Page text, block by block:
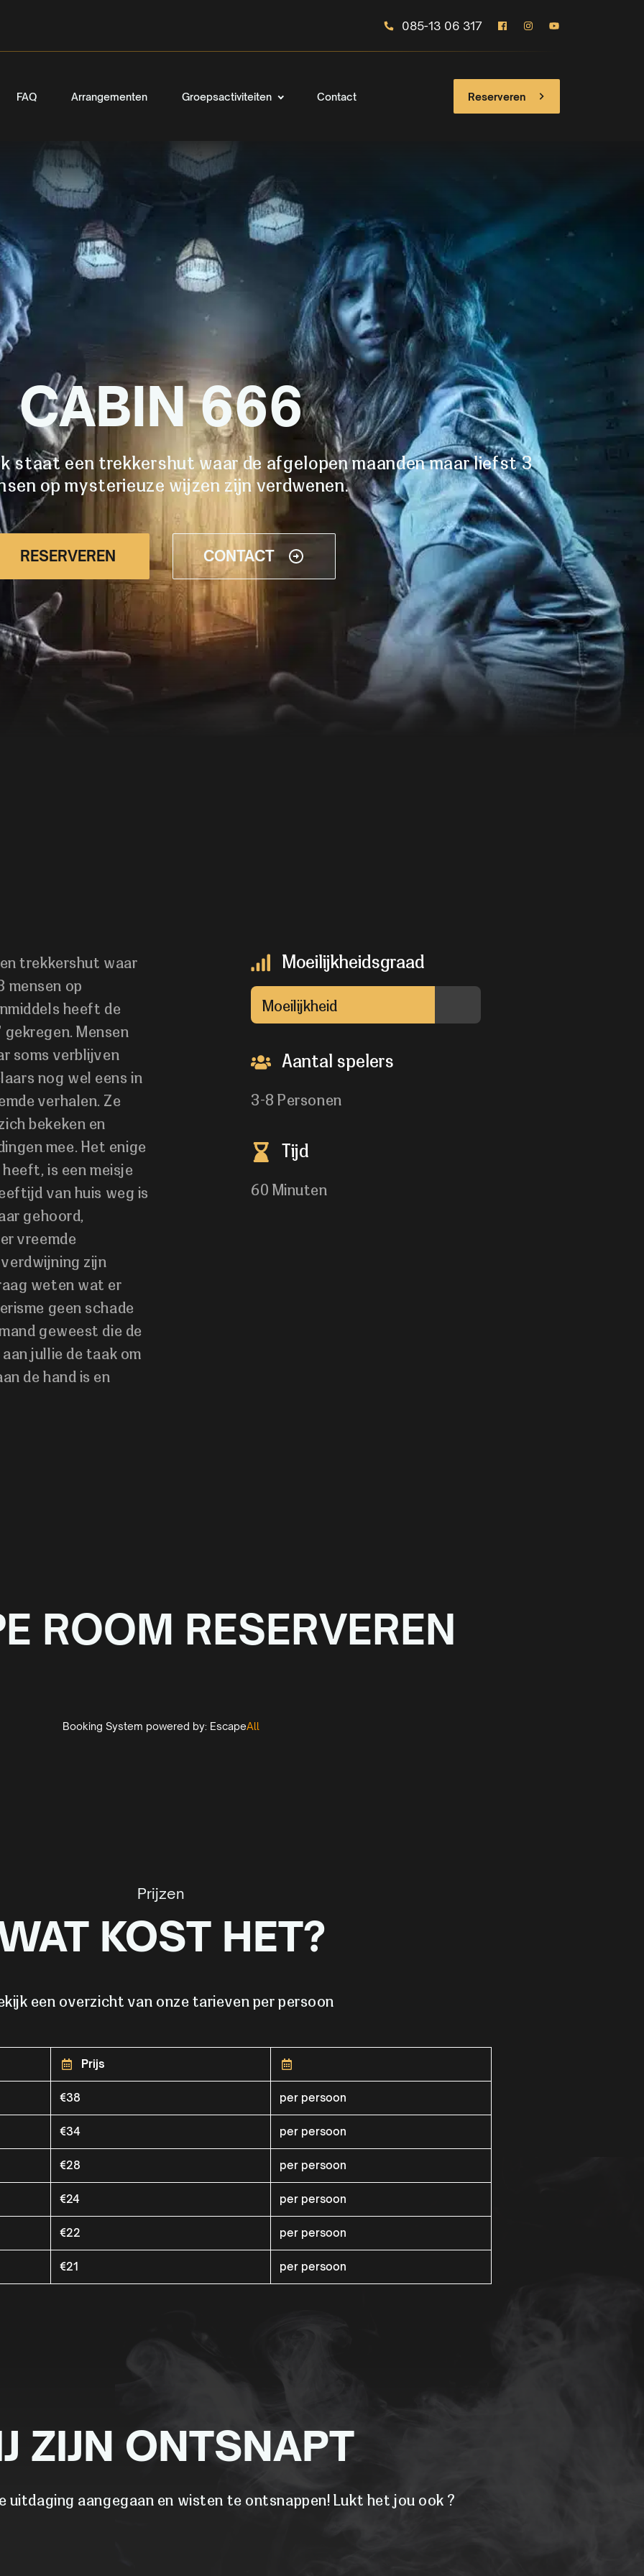
085-13 06 317
FAQ Arrangementen Groepsactiviteiten Contact Reserveren
CABIN 666
staat een trekkershut waar de afgelopen maanden maar liefst 3
op mysterieuze wijzen zijn verdwenen.
RESERVEREN CONTACT
trekkershut waar
mensen op
heeft de
gekregen. Mensen
soms verblijven
nog wel eens in
verhalen. Ze
bekeken en
mee. Het enige
is een meisje
van huis weg is
gehoord,
vreemde
zijn
weten wat er
geen schade
geweest die de
jullie de taak om
de hand is en
Moeilijkheidsgraad
Moeilijkheid
Aantal spelers
3-8 Personen
Tijd
60 Minuten
ROOM RESERVEREN
Booking System powered by: EscapeAll
Prijzen
KOST HET?
een overzicht van onze tarieven per persoon
Prijs
€38 per persoon
€34 per persoon
€28 per persoon
€24 per persoon
€22 per persoon
€21 per persoon
ZIJN ONTSNAPT
uitdaging aangegaan en wisten te ontsnappen! Lukt het jou ook ?